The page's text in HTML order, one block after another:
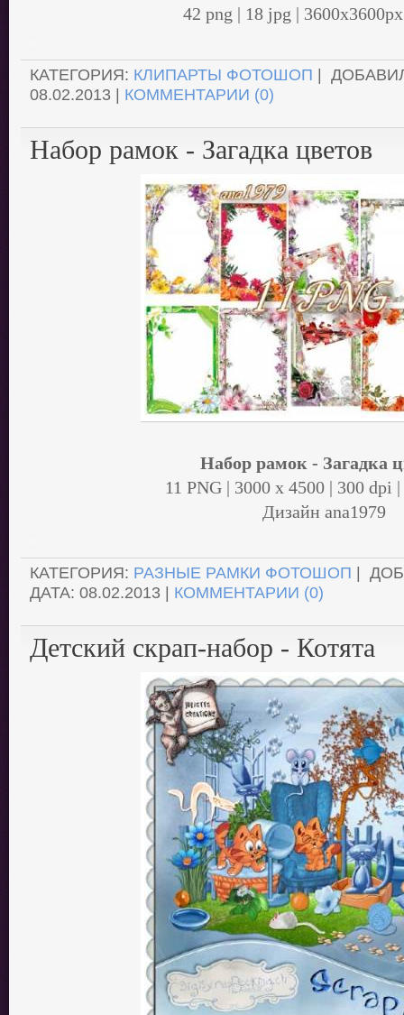
42 png | 18 jpg |
КАТЕГОРИЯ: КЛИПАРТЫ ФОТОШОП |
08.02.2013 | КОММЕНТАРИИ (0)
Набор рамок - Загадка цветов
Набор рамок - Загадка
11 PNG | 3000 x 4500 | 300 dpi
Дизайн аnа1979
КАТЕГОРИЯ: РАЗНЫЕ РАМКИ ФОТОШОП |
ДАТА: 08.02.2013 | КОММЕНТАРИИ (0)
Детский скрап-набор - Котята